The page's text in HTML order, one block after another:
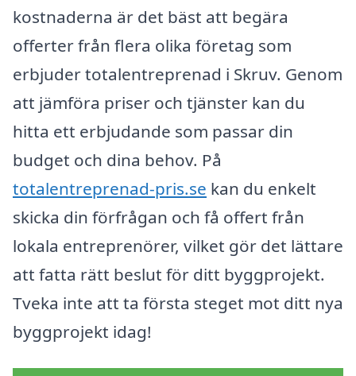
kostnaderna är det bäst att begära
offerter från flera olika företag som
erbjuder totalentreprenad i Skruv. Genom
att jämföra priser och tjänster kan du
hitta ett erbjudande som passar din
budget och dina behov. På
totalentreprenad-pris.se kan du enkelt
skicka din förfrågan och få offert från
lokala entreprenörer, vilket gör det lättare
att fatta rätt beslut för ditt byggprojekt.
Tveka inte att ta första steget mot ditt nya
byggprojekt idag!